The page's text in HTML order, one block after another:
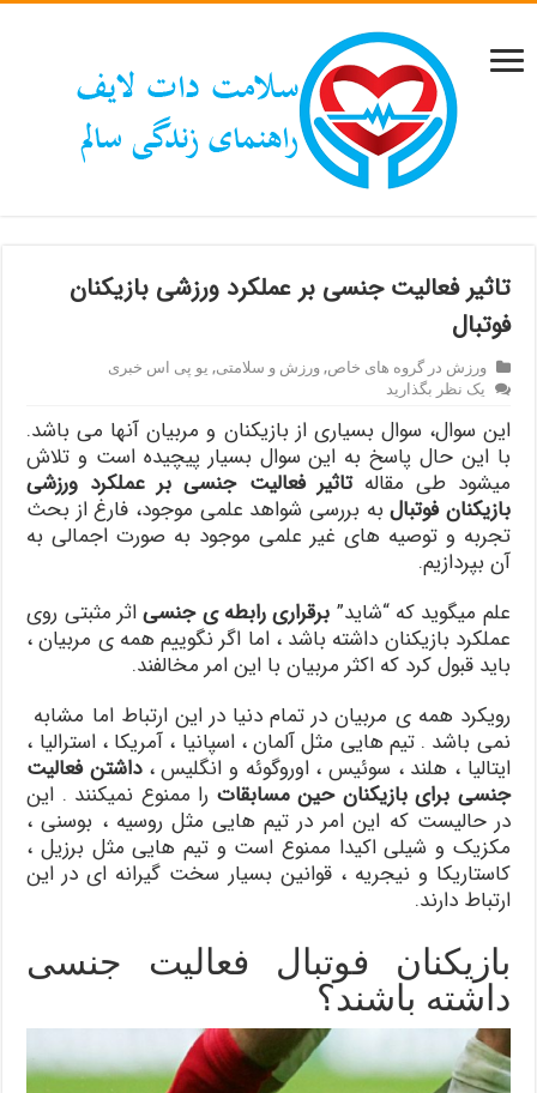
تاثیر فعالیت جنسی بر عملکرد ورزشی بازیکنان
فوتبال
ورزش در گروه های خاص,ورزش و سلامتی, یو پی اس خبری
یک نظر بگذارید
این سوال، سوال بسیاری از بازیکنان و مربیان آنها می باشد.
با این حال پاسخ به این سوال بسیار پیچیده است و تلاش
میشود طی مقالهتاثیر فعالیت جنسی بر عملکرد ورزشی
بازیکنان فوتبالبه بررسی شواهد علمی موجود، فارغ از بحث
تجربه و توصیه های غیر علمی موجود به صورت اجمالی به
آن بپردازیم.
علم میگوید که “شاید” برقراری رابطه ی جنسیاثر مثبتی روی
عملکرد بازیکنان داشته باشد ، اما اگر نگوییم همه ی مربیان ،
باید قبول کرد که اکثر مربیان با این امر مخالفند.
رویکرد همه ی مربیان در تمام دنیا در این ارتباط اما مشابه
نمی باشد . تیم هایی مثل آلمان ، اسپانیا ، آمریکا ، استرالیا ،
ایتالیا ، هلند ، سوئیس ، اوروگوئه و انگلیس ،داشتن فعالیت
جنسی برای بازیکنان حین مسابقات را ممنوع نمیکنند . این
در حالیست که این امر در تیم هایی مثل روسیه ، بوسنی ،
مکزیک و شیلی اکیدا ممنوع است و تیم هایی مثل برزیل ،
کاستاریکا و نیجریه ، قوانین بسیار سخت گیرانه ای در این
ارتباط دارند.
بازیکنان فوتبال فعالیت جنسی
داشته باشند؟